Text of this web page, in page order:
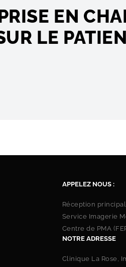
EN
LE
APPELEZ NOUS :
Réception
Service Imagerie
Centre de PMA
NOTRE ADRESSE
Clinique La Rose,